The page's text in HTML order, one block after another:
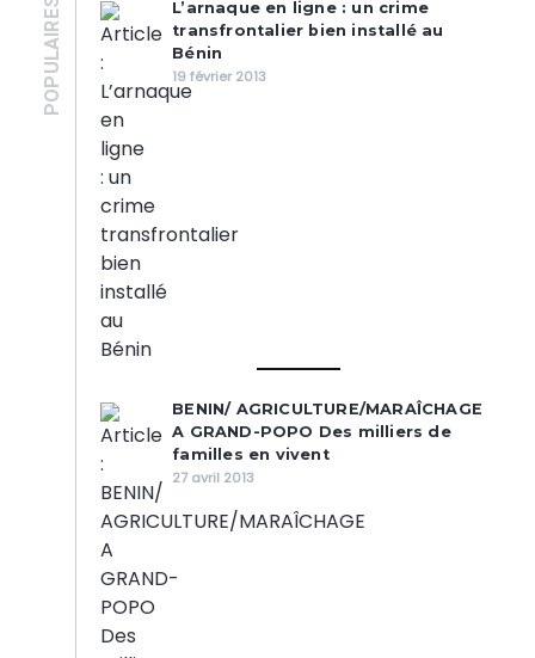
POPULAIRES
L’arnaque en ligne : un crime
transfrontalier bien installé au
Bénin
19 février 2013
BENIN/ AGRICULTURE/MARAÎCHAGE
A GRAND-POPO Des milliers de
familles en vivent
27 avril 2013